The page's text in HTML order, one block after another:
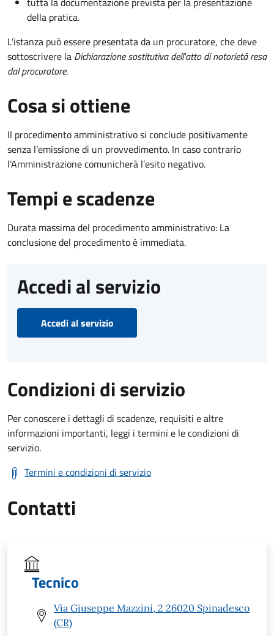
della pratica.
L'istanza può essere presentata da un procuratore, che deve
sottoscrivere la Dichiarazione sostitutiva dell'atto di notorietà resa
dal procuratore.
Cosa si ottiene
Il procedimento amministrativo si conclude positivamente
senza l’emissione di un provvedimento. In caso contrario
l’Amministrazione comunicherà l’esito negativo.
Tempi e scadenze
Durata massima del procedimento amministrativo: La
conclusione del procedimento è immediata.
Accedi al servizio
Accedi al servizio
Condizioni di servizio
Per conoscere i dettagli di scadenze, requisiti e altre
informazioni importanti, leggi i termini e le condizioni di
servizio.
Termini e condizioni di servizio
Contatti
Tecnico
Via Giuseppe Mazzini, 2 26020 Spinadesco
(CR)